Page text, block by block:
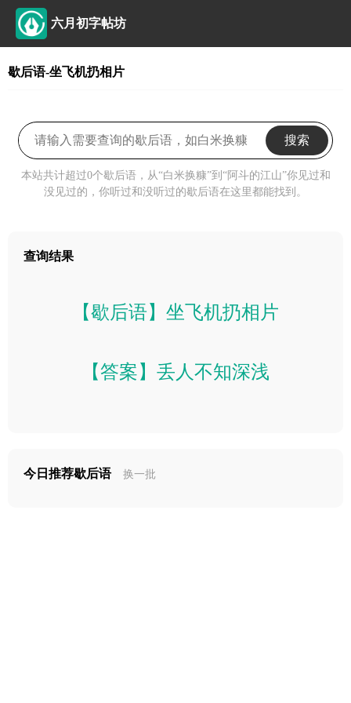
六月初字帖坊
歇后语-坐飞机扔相片
搜索
本站共计超过0个歇后语，从“白米换糠”到“阿斗的江山”你见过和
没见过的，你听过和没听过的歇后语在这里都能找到。
查询结果
【歇后语】坐飞机扔相片
【答案】丢人不知深浅
今日推荐歇后语 换一批